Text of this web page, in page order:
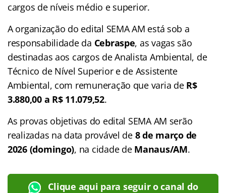
cargos de níveis médio e superior.
A organização do edital SEMA AM está sob a
responsabilidade da Cebraspe, as vagas são
destinadas aos cargos de Analista Ambiental, de
Técnico de Nível Superior e de Assistente
Ambiental, com remuneração que varia de R$
3.880,00 a R$ 11.079,52.
As provas objetivas do edital SEMA AM serão
realizadas na data provável de 8 de março de
2026 (domingo), na cidade de Manaus/AM.
Clique aqui para seguir o canal do